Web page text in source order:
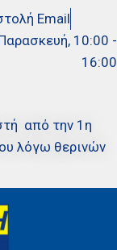
Email
10:00 -
16:00
από την 1η
λόγω θερινών